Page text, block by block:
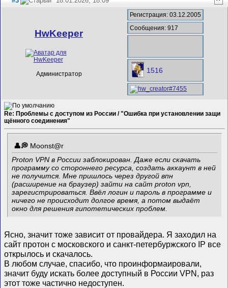
HwKeeper
Администратор
Регистрация: 03.12.2005
Сообщения: 917
1516
Re: Проблемы с доступом из России / "Ошибка при установлении защи
щённого соединения"
Mооnst@r
Proton VPN в России заблокирован. Даже если скачать
программу со стороннего ресурса, создать аккаунт в ней
не получится. Мне пришлось через другой впн
(расширение на браузер) зайти на сайт proton vpn,
зарегистрироваться. Ввёл логин и пароль в программе и
ничего не происходит долгое время, а потом выдаёт
окно для решения гипотетических проблем.
Ясно, значит тоже зависит от провайдера. Я заходил на
сайт протон с московского и санкт-петербуржского IP все
открылось и скачалось.
В любом случае, спасибо, что проинформаировали,
значит буду искать более доступный в России VPN, раз
этот тоже частично недоступен.